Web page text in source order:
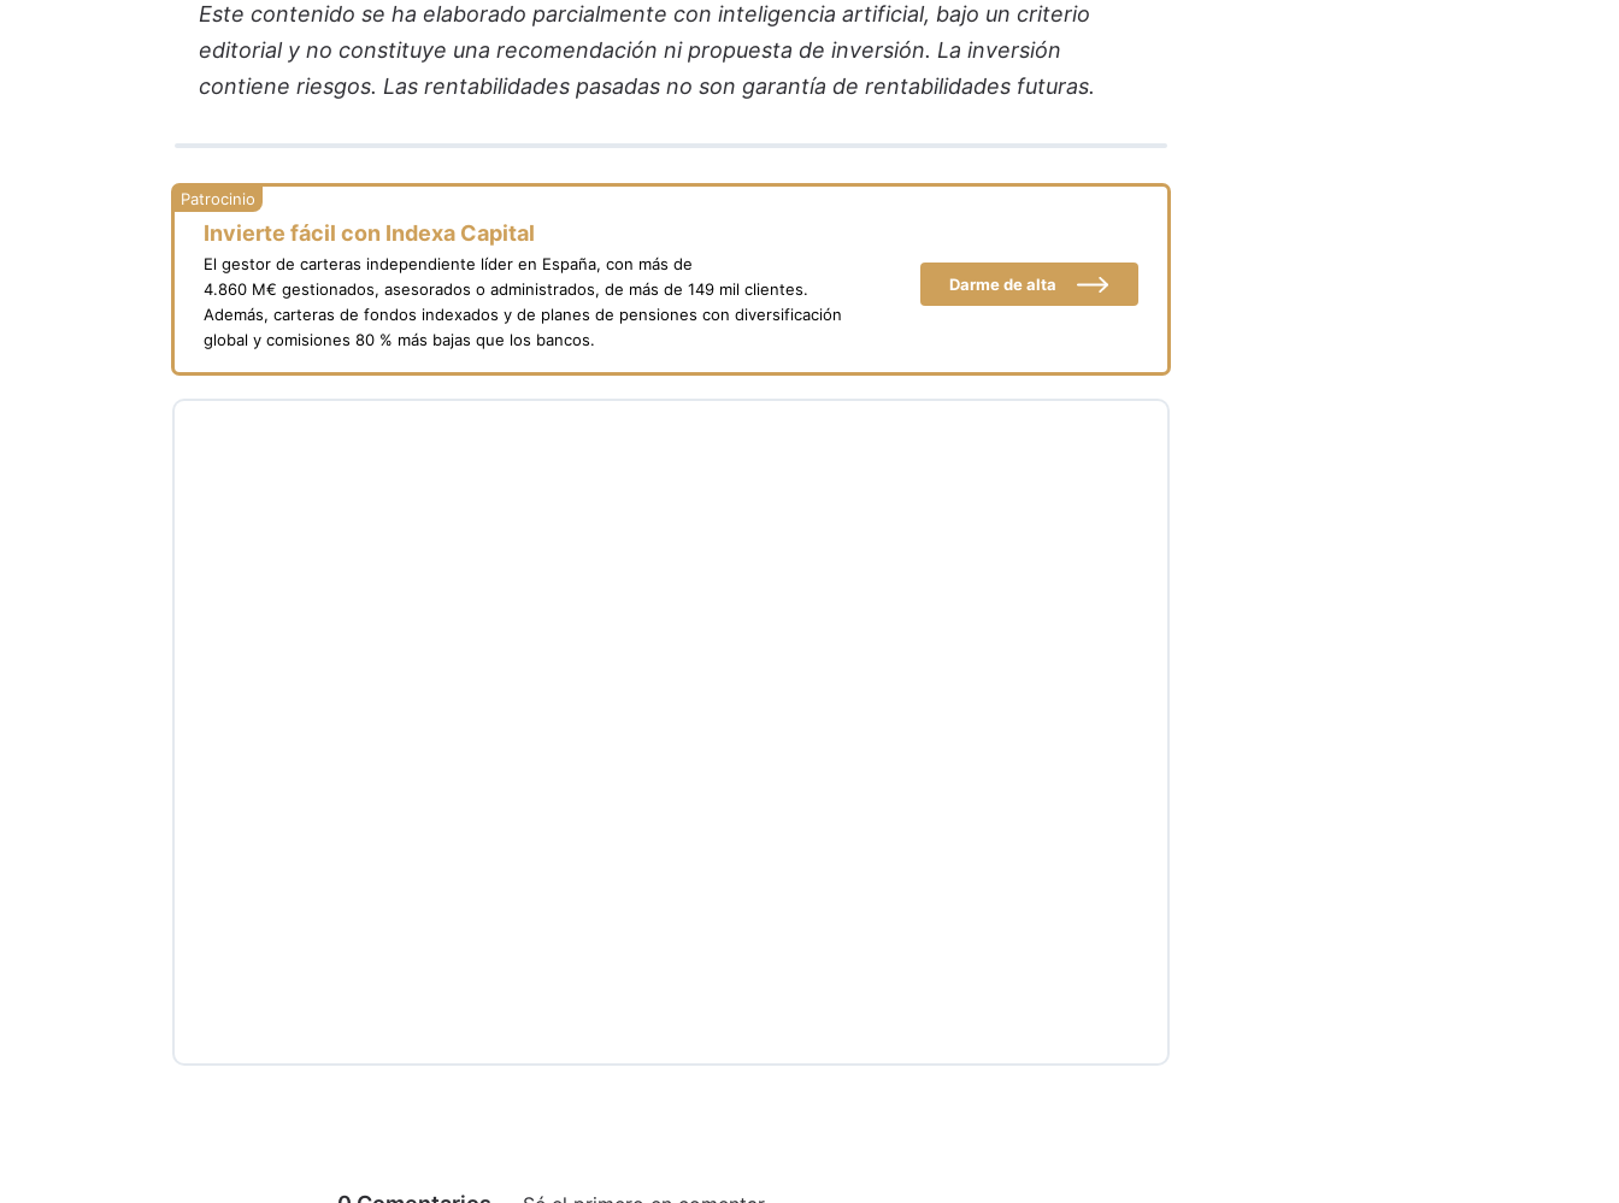
Este contenido se ha elaborado parcialmente con inteligencia artificial, bajo un criterio
editorial y no constituye una recomendación ni propuesta de inversión. La inversión
contiene riesgos. Las rentabilidades pasadas no son garantía de rentabilidades futuras.
Invierte fácil con Indexa Capital
El gestor de carteras independiente líder en España, con más de
4.860 M€ gestionados, asesorados o administrados, de más de 149 mil clientes.
Además, carteras de fondos indexados y de planes de pensiones con diversificación
global y comisiones 80 % más bajas que los bancos.
Darme de alta